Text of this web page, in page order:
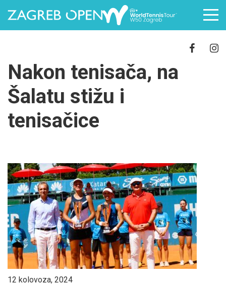
Nakon tenisača, na
Šalatu stižu i
tenisačice
12 kolovoza, 2024